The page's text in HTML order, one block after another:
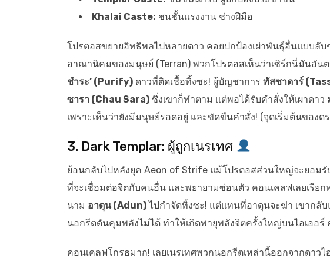
Khalai Caste: ชนชั้นแรงงาน ช่างฝีมือ
โปรตอสขยายอิทธิพลไปหลายดาว คอยปกป้องเผ่าพันธุ์อื่นแบบลับ
อาณานิคมของมนุษย์ (Terran) พวกโปรตอสเห็นว่าเซิร์กนี่มันอัน
ชำระ’ (Purify) ดาวที่ติดเชื้อทิ้งซะ! ผู้บัญชาการ ทัสซาดาร์
ซารา (Chau Sara) ซึ่งเขาก็ทำตาม แต่พอได้รับคำสั่งให้เผาดาว
เพราะเห็นว่ายังมีมนุษย์รอดอยู่ และขัดขืนคำสั่ง! (จุดเริ่มต้นของด
3. Dark Templar: ผู้ถูกเนรเทศ
ย้อนกลับไปหลังยุค Aeon of Strife แม้โปรตอสส่วนใหญ่จะยอมรั
ที่จะเชื่อมต่อจิตกับคนอื่น และพยายามซ่อนตัว คอนเคลฟเลยเรีย
นาม อาดุน (Adun)ไปกำจัดทิ้งซะ! แต่แทนที่อาดุนจะฆ่า เขากลั
นอกรีตดันคุมพลังไม่ได้ ทำให้เกิดพายุพลังจิตครั้งใหญ่บนไอเออร์
คอนเคลฟโกรธมาก! เลยเนรเทศพวกนอกรีตเหล่านี้ออกจากดาวไ